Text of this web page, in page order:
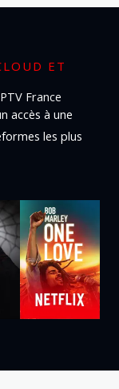
ET
France
accès à une
les plus